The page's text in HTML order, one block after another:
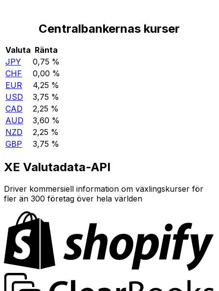
Centralbankernas kurser
Valuta Ränta
JPY
0,75 %
CHF
0,00 %
EUR
4,25 %
USD
3,75 %
CAD
2,25 %
AUD
3,60 %
NZD
2,25 %
GBP
3,75 %
XE Valutadata-API
Driver kommersiell information om växlingskurser för
fler än 300 företag över hela världen